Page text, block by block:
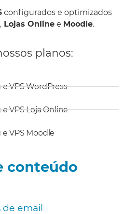
configurados e optimizados
, Lojas Online e Moodle.
planos:
VPS WordPress
VPS Loja Online
VPS Moodle
conteúdo
de email